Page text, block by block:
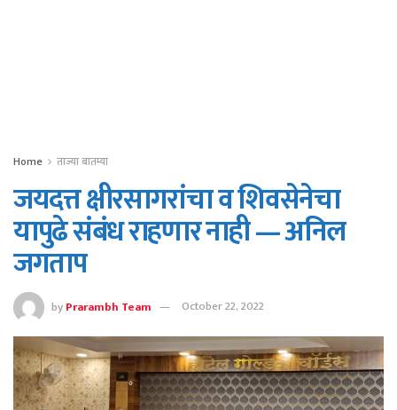
Home ताज्या बातम्या
जयदत्त क्षीरसागरांचा व शिवसेनेचा
यापुढे संबंध राहणार नाही — अनिल
जगताप
byPrarambh Team October 22, 2022